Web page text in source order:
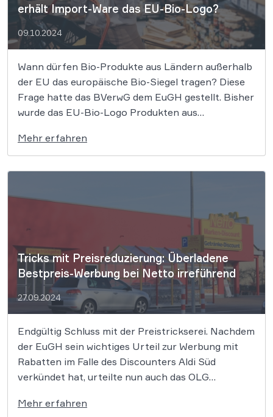
erhält Import-Ware das EU-Bio-Logo?
09.10.2024
Wann dürfen Bio-Produkte aus Ländern außerhalb
der EU das europäische Bio-Siegel tragen? Diese
Frage hatte das BVerwG dem EuGH gestellt. Bisher
wurde das EU-Bio-Logo Produkten aus
wenn sie nur den dortigen Produktionsstandards
entsprachen. Europäische Produzenten sahen sich
darin benachteiligt. Nun hat der EuGH einer […]
Mehr erfahren
Tricks mit Preisreduzierung: Überladene
Bestpreis-Werbung bei Netto irreführend
27.09.2024
Endgültig Schluss mit der Preistrickserei. Nachdem
der EuGH sein wichtiges Urteil zur Werbung mit
Rabatten im Falle des Discounters Aldi Süd
verkündet hat, urteilte nun auch das OLG
Discounter Netto. Am 26. September hatte der
Mehr erfahren